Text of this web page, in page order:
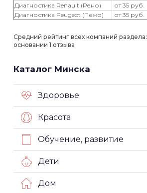
Диагностика Renault (Рено)
от 35 руб.
Диагностика Peugeot (Пежо)
от 35 руб.
Средний рейтинг всех компаний раздела:
основании 1 отзыва
Каталог Минска
Здоровье
Красота
Обучение, развитие
Дети
Дом